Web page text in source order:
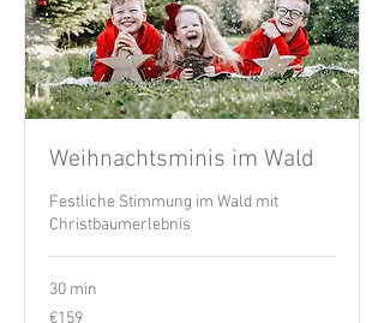
Weihnachtsminis im Wald
Festliche Stimmung im Wald mit
Christbaumerlebnis
30 min
159